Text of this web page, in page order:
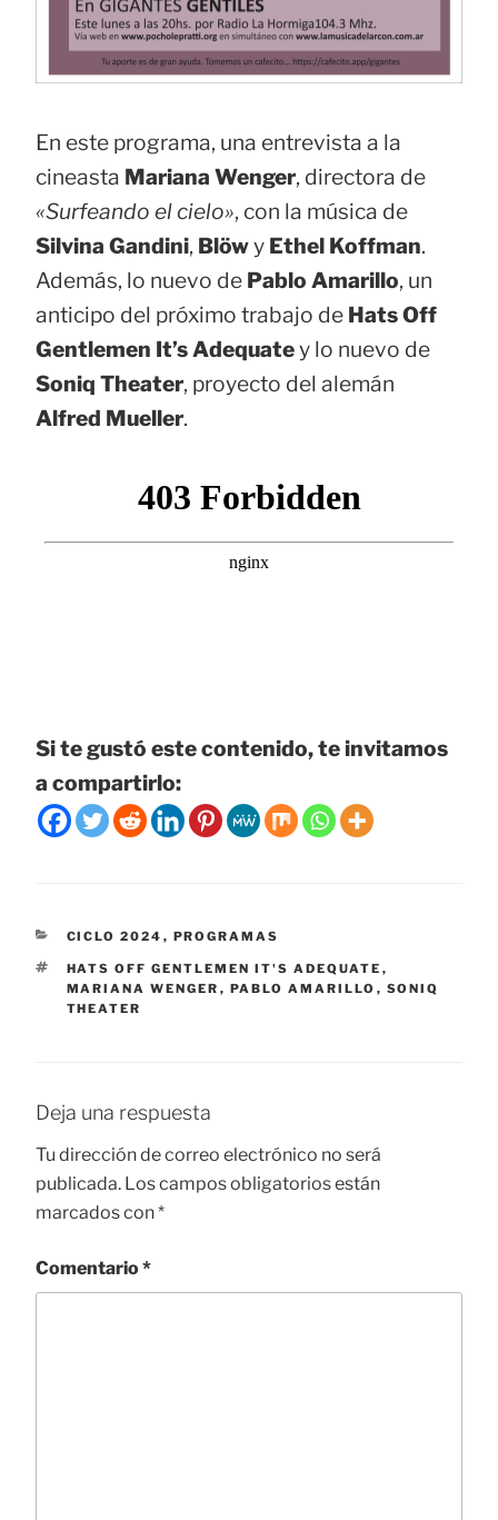
En este programa, una entrevista a la
cineasta Mariana Wenger, directora de
«Surfeando el cielo», con la música de
Silvina Gandini, Blöwy Ethel Koffman.
Además, lo nuevo de Pablo Amarillo, un
anticipo del próximo trabajo de Hats Off
Gentlemen It’s Adequatey lo nuevo de
Soniq Theater, proyecto del alemán
Alfred Mueller.
Si te gustó este contenido, te invitamos
a compartirlo:
CATEGORÍAS
CICLO 2024 , PROGRAMAS
ETIQUETAS
HATS OFF GENTLEMEN IT'S ADEQUATE ,
MARIANA WENGER , PABLO AMARILLO , SONIQ
THEATER
Deja una respuesta
Tu dirección de correo electrónico no será
publicada. Los campos obligatorios están
marcados con*
Comentario*